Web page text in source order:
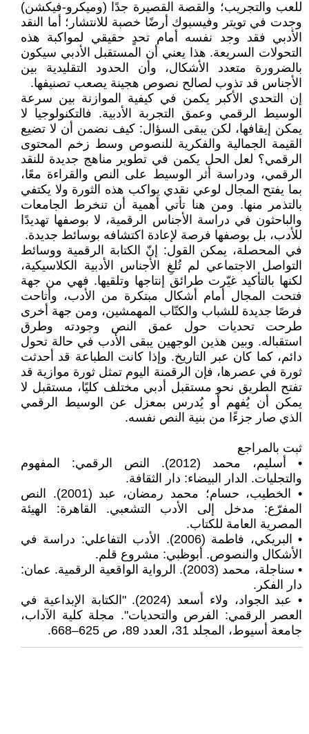
للعب والتجريب؛ والقصة القصيرة جدًا (وميكرو-فيكشن)
وجدت في تويتر وفيسبوك أرضًا خصبة للانتشار؛ أما النقد
الأدبي فقد وجد نفسه أمام تحدٍ حقيقي لمواكبة هذه
التحولات السريعة. هذا يعني أن المستقبل الأدبي سيكون
بالضرورة متعدد الأشكال، وأن الحدود التقليدية بين
الأجناس قد تذوب لصالح نصوص هجينة يصعب تصنيفها.
إن التحدي الأكبر يكمن في كيفية الموازنة بين سرعة
الوسيط الرقمي وعمق التجربة الأدبية. فالتكنولوجيا لا
يمكن إيقافها، لكن يبقى السؤال: كيف نضمن أن لا تضيع
القيمة الجمالية والفكرية للنصوص وسط زخم المحتوى
الرقمي؟ لعل الحل يكمن في تطوير مناهج جديدة للنقد
الرقمي، ودراسة أثر الوسيط على النص والقراءة معًا،
بما يفتح المجال لوعي نقدي يواكب هذه الثورة ولا يكتفي
بالتذمر منها. ومن هنا تأتي أهمية أن تنخرط الجامعات
والباحثون في دراسة الأجناس الرقمية، لا بوصفها تهديدًا
للأدب، بل بوصفها فرصة لإعادة اكتشافه بوسائط جديدة.
في المحصلة، يمكن القول: إنّ الكتابة الرقمية ووسائط
التواصل الاجتماعي لم تُلغِ الأجناس الأدبية الكلاسيكية،
لكنها بالتأكيد غيّرت طرائق إنتاجها وتلقيها. فهي من جهة
فتحت المجال أمام أشكال مبتكرة من الأدب، وأتاحت
فرصًا جديدة للشباب والكتّاب المهمشين، ومن جهة أخرى
طرحت تحديات حول عمق النص وجودته وطرق
استقباله. وبين هذين الوجهين يبقى الأدب في حالة تحول
دائم، كما كان عبر التاريخ. وإذا كانت الطباعة قد أحدثت
ثورة في عصرها، فإن الرقمنة اليوم تمثل ثورة موازية قد
تفتح الطريق نحو مستقبل أدبي مختلف كليًا، مستقبل لا
يمكن أن يُفهم أو يُدرس بمعزل عن الوسيط الرقمي
الذي صار جزءًا من بنية النص نفسه.
ثبت بالمراجع
• أسليم، محمد (2012). النص الرقمي: المفهوم
والتجليات. الدار البيضاء: دار الثقافة.
• الخطيب، حسام؛ محمد رمضان، عبد (2001). النص
المفرّع: مدخل إلى الأدب التشعبي. القاهرة: الهيئة
المصرية العامة للكتاب.
• البريكي، فاطمة (2006). الأدب التفاعلي: دراسة في
الأشكال والنصوص. أبوظبي: مشروع قلم.
• سناجلة، محمد (2003). الرواية الواقعية الرقمية. عمان:
دار الفكر.
• عبد الجواد، ولاء أسعد (2024). "الكتابة الإبداعية في
العصر الرقمي: الفرص والتحديات". مجلة كلية الآداب،
جامعة أسيوط، المجلد 31، العدد 89، ص 625–668.